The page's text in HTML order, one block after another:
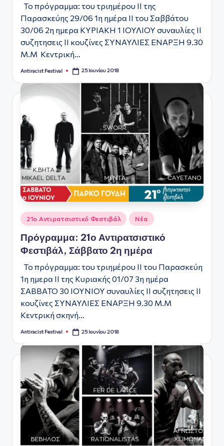
Το πρόγραμμα: του τριημέρου ΙΙ της
Παρασκεύης 29/06 1η ημέρα ΙΙ του Σαββάτου
30/06 2η ημερα ΚΥΡΙΑΚΗ 1 ΙΟΥΛΙΟΥ συναυλίες ΙΙ
συζητησεις ΙΙ κουζίνες ΣΥΝΑΥΛΙΕΣ ΕΝΑΡΞΗ 9.30
Μ.Μ Κεντρική…
Συγγραφέας:
Antiracist Festival 25 Ιουνίου 2018
Αναρτήθηκε
σε
21ο Αντιρατσιστικό Φεστιβάλ Νέα
Πρόγραμμα: 21ο Αντιρατσιστικό
Φεστιβάλ, Σάββατο 2η ημέρα
Το πρόγραμμα: του τριημέρου ΙΙ του Παρασκεύη
1η ημερα ΙΙ της Κυριακής 01/07 3η ημέρα
ΣΑΒΒΑΤΟ 30 ΙΟΥΝΙΟΥ συναυλίες ΙΙ συζητησεις ΙΙ
κουζίνες ΣΥΝΑΥΛΙΕΣ ΕΝΑΡΞΗ 9.30 Μ.Μ
Κεντρική σκηνή…
Συγγραφέας:
Antiracist Festival 25 Ιουνίου 2018